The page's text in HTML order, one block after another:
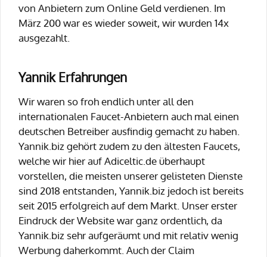
von Anbietern zum Online Geld verdienen. Im
März 200 war es wieder soweit, wir wurden 14x
ausgezahlt.
Yannik Erfahrungen
Wir waren so froh endlich unter all den
internationalen Faucet-Anbietern auch mal einen
deutschen Betreiber ausfindig gemacht zu haben.
Yannik.biz gehört zudem zu den ältesten Faucets,
welche wir hier auf Adiceltic.de überhaupt
vorstellen, die meisten unserer gelisteten Dienste
sind 2018 entstanden, Yannik.biz jedoch ist bereits
seit 2015 erfolgreich auf dem Markt. Unser erster
Eindruck der Website war ganz ordentlich, da
Yannik.biz sehr aufgeräumt und mit relativ wenig
Werbung daherkommt. Auch der Claim